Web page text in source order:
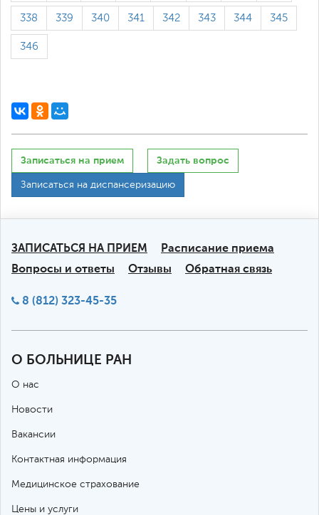
338 339 340 341 342 343 344 345
346
Записаться на прием Задать вопрос
Записаться на диспансеризацию
ЗАПИСАТЬСЯ НА ПРИЕМ
Расписание приема
Вопросы и ответы
Отзывы Обратная связь
8 (812) 323-45-35
О БОЛЬНИЦЕ РАН
О нас
Новости
Вакансии
Контактная информация
Медицинское страхование
Цены и услуги